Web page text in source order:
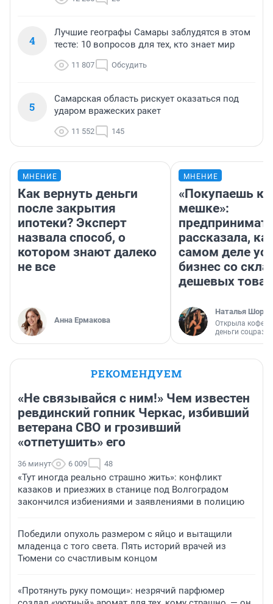
4
Лучшие географы Самары заблудятся в этом
тесте: 10 вопросов для тех, кто знает мир
11 807 Обсудить
5
Самарская область рискует оказаться под
ударом вражеских ракет
11 552 145
МНЕНИЕ
Как вернуть деньги
после закрытия
ипотеки? Эксперт
назвала способ, о
котором знают далеко
не все
Анна Ермакова
МНЕНИЕ
«Покупаешь
мешке»:
рассказала,
самом деле
бизнес со
дешевых
Наталья
Открыла
деньги
РЕКОМЕНДУЕМ
«Не связывайся с ним!» Чем известен
ревдинский гопник Черкас, избивший
ветерана СВО и грозивший
«отпетушить» его
36 минут 6 009 48
«Тут иногда реально страшно жить»: конфликт
казаков и приезжих в станице под Волгоградом
закончился избиениями и заявлениями в полицию
Победили опухоль размером с яйцо и вытащили
младенца с того света. Пять историй врачей из
Тюмени со счастливым концом
«Протянуть руку помощи»: незрячий парфюмер